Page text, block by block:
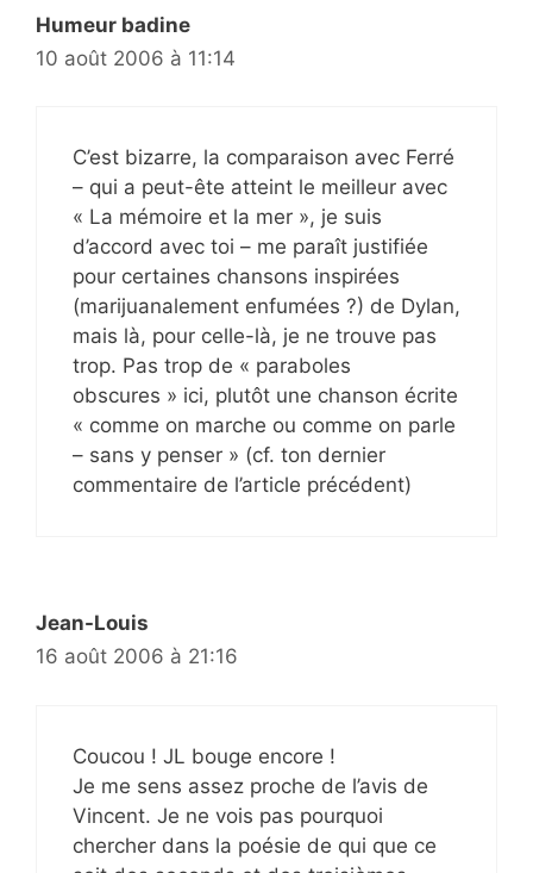
Humeur badine
10 août 2006 à 11:14
C’est bizarre, la comparaison avec Ferré
– qui a peut-ête atteint le meilleur avec
« La mémoire et la mer », je suis
d’accord avec toi – me paraît justifiée
pour certaines chansons inspirées
(marijuanalement enfumées ?) de Dylan,
mais là, pour celle-là, je ne trouve pas
trop. Pas trop de « paraboles
obscures » ici, plutôt une chanson écrite
« comme on marche ou comme on parle
– sans y penser » (cf. ton dernier
commentaire de l’article précédent)
Jean-Louis
16 août 2006 à 21:16
Coucou ! JL bouge encore !
Je me sens assez proche de l’avis de
Vincent. Je ne vois pas pourquoi
chercher dans la poésie de qui que ce